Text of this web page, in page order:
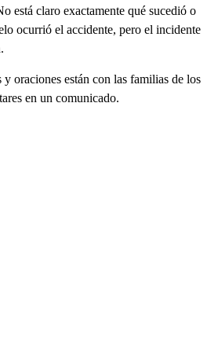
está claro exactamente qué sucedió o
ocurrió el accidente, pero el incidente
y oraciones están con las familias de los
en un comunicado.